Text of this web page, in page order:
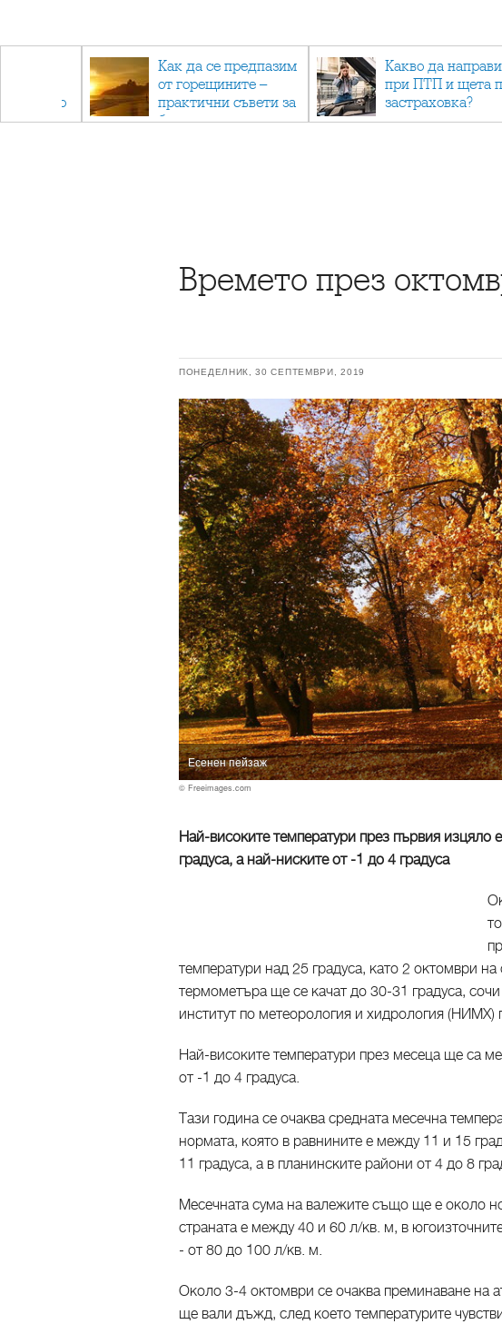
отново
Как да се предпазим
от горещините –
практични съвети за
безопасно лято
Какво да
при ПТП и щета
застраховка?
Времето през
ПОНЕДЕЛНИК, 30 СЕПТЕМВРИ, 2019
Есенен пейзаж
© Freeimages.com
Най-високите температури през първия
градуса, а най-ниските от -1 до 4 градуса
температури над 25 градуса, като 2 октомври
термометъра ще се качат до 30-31 градуса,
институт по метеорология и хидрология (НИМХ)
Най-високите температури през месеца ще са
от -1 до 4 градуса.
Тази година се очаква средната месечна
нормата, която в равнините е между 11 и 15
11 градуса, а в планинските райони от 4 до 8
Месечната сума на валежите също ще е около
страната е между 40 и 60 л/кв. м, в
- от 80 до 100 л/кв. м.
Около 3-4 октомври се очаква преминаване на
ще вали дъжд, след което температурите